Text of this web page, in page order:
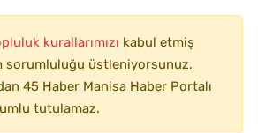
kurallarımızı kabul etmiş
sorumluluğu üstleniyorsunuz.
45 Haber Manisa Haber Portalı
tutulamaz.